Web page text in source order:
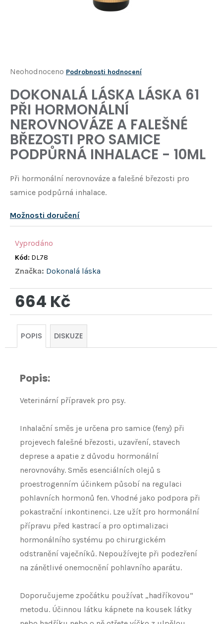
Průměrné
produktu
je
0,0
z
5
Neohodnoceno Podrobnosti hodnocení
DOKONALÁ LÁSKA LÁSKA 61
PŘI HORMONÁLNÍ
NEROVNOVÁZE A FALEŠNÉ
BŘEZOSTI PRO SAMICE
PODPŮRNÁ INHALACE - 10ML
Při hormonální nerovnováze a falešné březosti pro
samice podpůrná inhalace.
Možnosti doručení
Vyprodáno
Kód: DL78
Značka: Dokonalá láska
664 Kč
Měrná
POPIS DISKUZE
Popis:
Veterinární přípravek pro psy.
Inhalační směs je určena pro samice (feny) při
projevech falešné březosti, uzavření, stavech
deprese a apatie z důvodu hormonální
nerovnováhy. Směs esenciálních olejů s
proestrogenním účinkem působí na regulaci
pohlavních hormonů fen. Vhodné jako podpora při
pokastrační inkontinenci. Lze užít pro hormonální
přípravu před kastrací a pro optimalizaci
hormonálního systému po chirurgickém
odstranění vaječníků. Nepoužívejte při podezření
na zánětlivé onemocnění pohlavního aparátu.
Doporučujeme zpočátku používat „hadříkovou“
metodu. Účinnou látku kápnete na kousek látky
D
o
p
o
r
u
č
j
e
e